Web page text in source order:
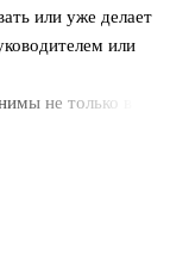
или уже делает
или
не только в
набор